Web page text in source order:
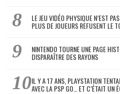
LE JEU VIDÉO PHYSIQUE N’EST
PLUS DE JOUEURS REFUSENT LE
NINTENDO TOURNE UNE PAGE
DISPARAÎTRE DES RAYONS
IL Y A 17 ANS, PLAYSTATION
AVEC LA PSP GO… ET C’ÉTAIT UN